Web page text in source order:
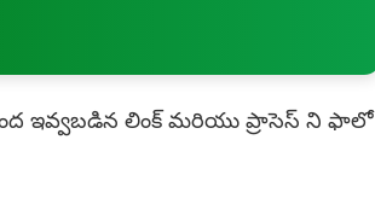
ఇవ్వబడిన లింక్ మరియు ప్రాసెస్ ని ఫాలో